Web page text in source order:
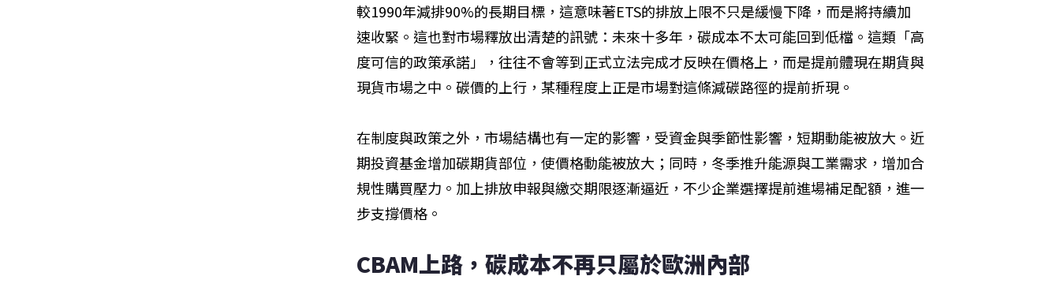
較1990年減排90%的長期目標，這意味著ETS的排放上限不只是緩慢下降，而是將持續加
速收緊。這也對市場釋放出清楚的訊號：未來十多年，碳成本不太可能回到低檔。這類「高
度可信的政策承諾」，往往不會等到正式立法完成才反映在價格上，而是提前體現在期貨與
現貨市場之中。碳價的上行，某種程度上正是市場對這條減碳路徑的提前折現。
在制度與政策之外，市場結構也有一定的影響，受資金與季節性影響，短期動能被放大。近
期投資基金增加碳期貨部位，使價格動能被放大；同時，冬季推升能源與工業需求，增加合
規性購買壓力。加上排放申報與繳交期限逐漸逼近，不少企業選擇提前進場補足配額，進一
步支撐價格。
CBAM上路，碳成本不再只屬於歐洲內部